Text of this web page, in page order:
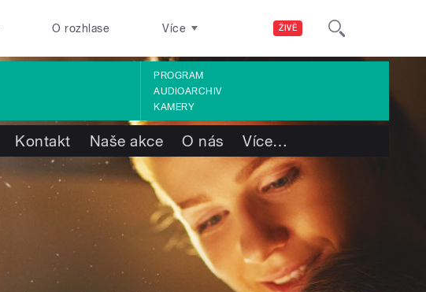
ŽIVĚ
O rozhlase Více
PROGRAM
AUDIOARCHIV
KAMERY
Kontakt Naše akce O nás Více…